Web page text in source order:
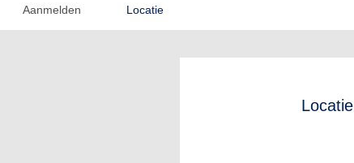
Aanmelden Locatie
Locatie